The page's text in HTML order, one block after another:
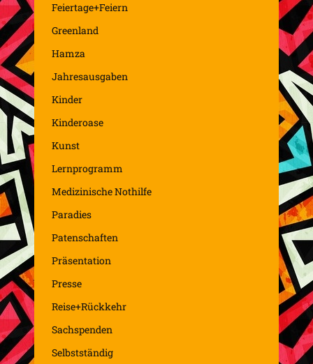
Feiertage+Feiern
Greenland
Hamza
Jahresausgaben
Kinder
Kinderoase
Kunst
Lernprogramm
Medizinische Nothilfe
Paradies
Patenschaften
Präsentation
Presse
Reise+Rückkehr
Sachspenden
Selbstständig